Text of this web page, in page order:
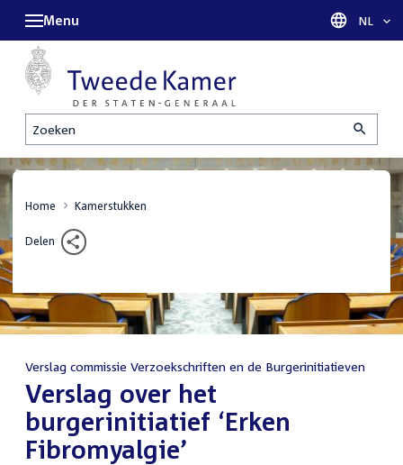
Zoeken
Menu Taal
NL
Home Kamerstukken
Delen
Verslag commissie Verzoekschriften en de Burgerinitiatieven
:Verslag over het
burgerinitiatief ‘Erken
Fibromyalgie’